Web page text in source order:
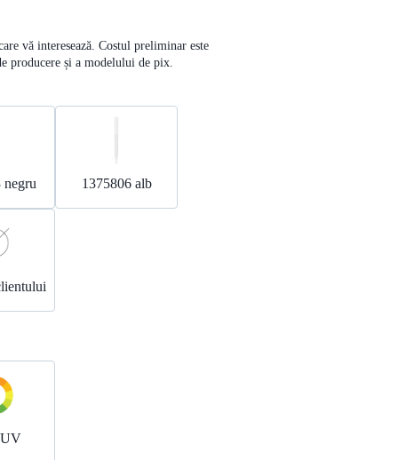
vă interesează. Costul preliminar este
producere și a modelului de pix.
negru 1375806 alb